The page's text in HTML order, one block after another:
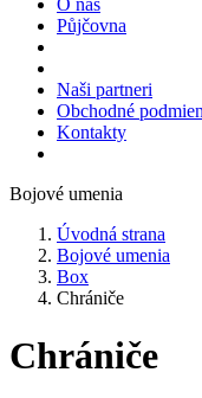
O nás
Půjčovna
Naši partneri
Obchodné
Kontakty
Bojové umenia
Úvodná strana
Bojové umenia
Box
Chrániče
Chrániče